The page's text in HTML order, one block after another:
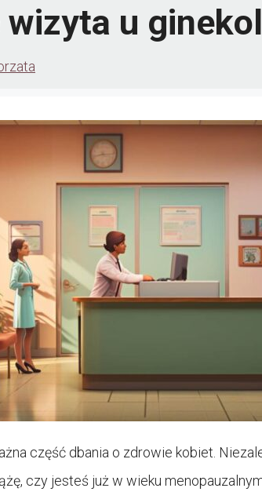
u
część dbania o zdrowie kobiet.
czy jesteś już w wieku